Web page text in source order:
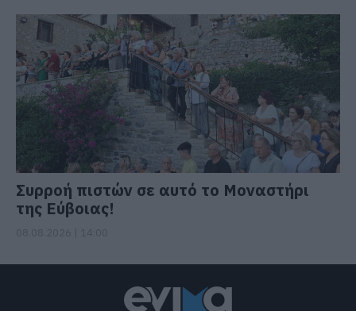
Συρροή πιστών σε αυτό το Μοναστήρι
της Εύβοιας!